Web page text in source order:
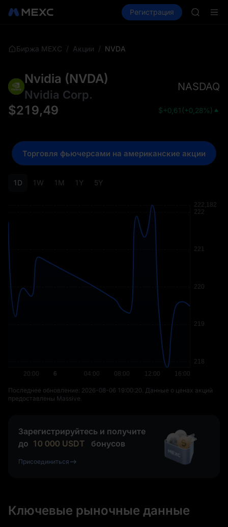
Рынки Спот Фьючерсы
Регистрация
SPCX
UNITREE
Биржа MEXC / Акции / NVDA
Nvidia (NVDA)
Nvidia Corp.
NASDAQ
$219,49 $+0,61 (+0,28%)
1D 1W 1M 1Y 5Y
Последнее обновление: ⁦2026-08-06 19:00:20⁩. Данные о ценах акций
предоставлены Massive.
Торговля фьючерсами на американские акции
Зарегистрируйтесь и получите
до 10 000 USDT бонусов
Присоединиться
Ключевые рыночные данные